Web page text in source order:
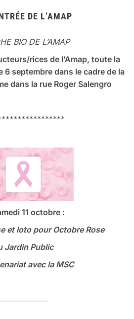
DE L’AMAP
BIO DE L’AMAP
rices de l’Amap, toute la
6 septembre dans le cadre de la
dans la rue Roger Salengro
11 octobre :
et loto pour Octobre Rose
Jardin Public
avec la MSC